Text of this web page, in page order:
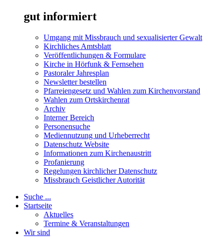
gut informiert
Umgang mit Missbrauch und sexualisierter Gewalt
Kirchliches Amtsblatt
Veröffentlichungen & Formulare
Kirche in Hörfunk & Fernsehen
Pastoraler Jahresplan
Newsletter bestellen
Pfarreiengesetz und Wahlen zum Kirchenvorstand
Wahlen zum Ortskirchenrat
Archiv
Interner Bereich
Personensuche
Mediennutzung und Urheberrecht
Datenschutz Website
Informationen zum Kirchenaustritt
Profanierung
Regelungen kirchlicher Datenschutz
Missbrauch Geistlicher Autorität
Suche ...
Startseite
Aktuelles
Termine & Veranstaltungen
Wir sind